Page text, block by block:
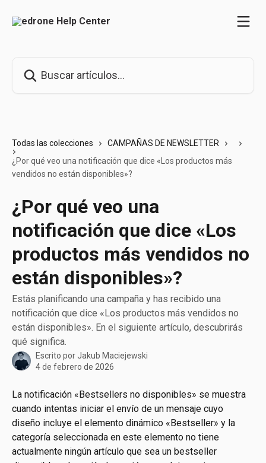
Todas las colecciones
CAMPAÑAS DE NEWSLETTER
¿Por qué veo una notificación que dice «Los productos más
vendidos no están disponibles»?
¿Por qué veo una
notificación que dice «Los
productos más vendidos no
están disponibles»?
Estás planificando una campaña y has recibido una
notificación que dice «Los productos más vendidos no
están disponibles». En el siguiente artículo, descubrirás
qué significa.
Escrito porJakub Maciejewski
4 de febrero de 2026
La notificación «Bestsellers no disponibles» se muestra
cuando intentas iniciar el envío de un mensaje cuyo
diseño incluye el elemento dinámico «Bestseller» y la
categoría seleccionada en este elemento no tiene
actualmente ningún artículo que sea un bestseller